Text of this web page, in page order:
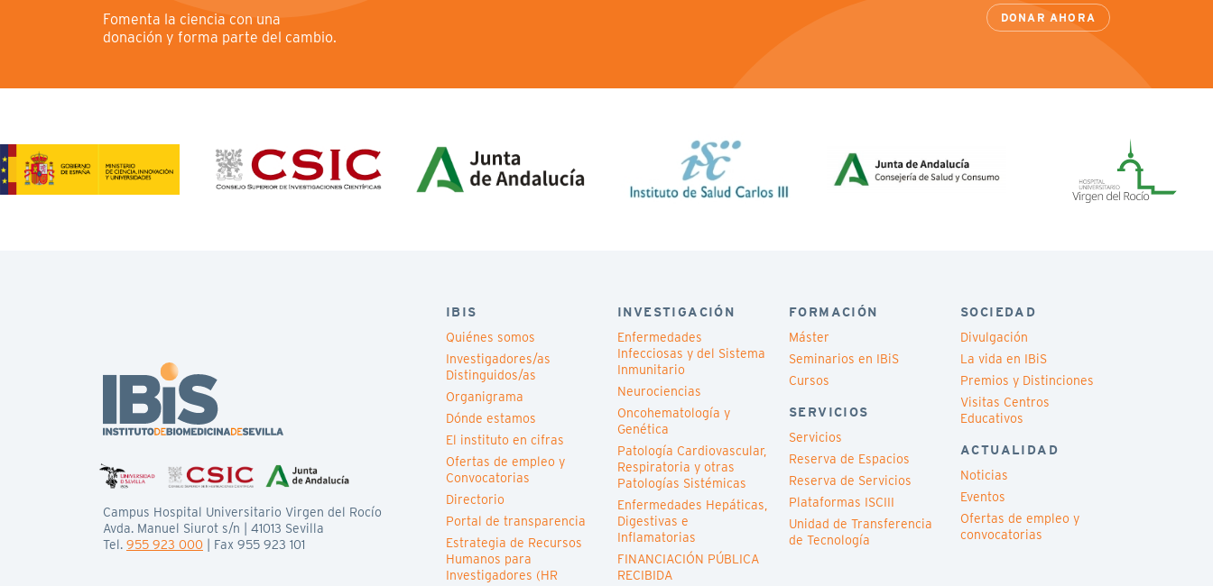
Fomenta la ciencia con una
donación y forma parte del cambio.
DONAR AHORA
Campus Hospital Universitario Virgen del Rocío
Avda. Manuel Siurot s/n | 41013 Sevilla
Tel. 955 923 000 | Fax 955 923 101
IBIS
Quiénes somos
Investigadores/as
Distinguidos/as
Organigrama
Dónde estamos
El instituto en cifras
Ofertas de empleo y
Convocatorias
Directorio
Portal de transparencia
Estrategia de Recursos
Humanos para
Investigadores (HR
INVESTIGACIÓN
Enfermedades
Infecciosas y del Sistema
Inmunitario
Neurociencias
Oncohematología y
Genética
Patología Cardiovascular,
Respiratoria y otras
Patologías Sistémicas
Enfermedades Hepáticas,
Digestivas e
Inflamatorias
FINANCIACIÓN PÚBLICA
RECIBIDA
FORMACIÓN
Máster
Seminarios en IBiS
Cursos
SERVICIOS
Servicios
Reserva de Espacios
Reserva de Servicios
Plataformas ISCIII
Unidad de Transferencia
de Tecnología
SOCIEDAD
Divulgación
La vida en IBiS
Premios y Distinciones
Visitas Centros
Educativos
ACTUALIDAD
Noticias
Eventos
Ofertas de empleo y
convocatorias